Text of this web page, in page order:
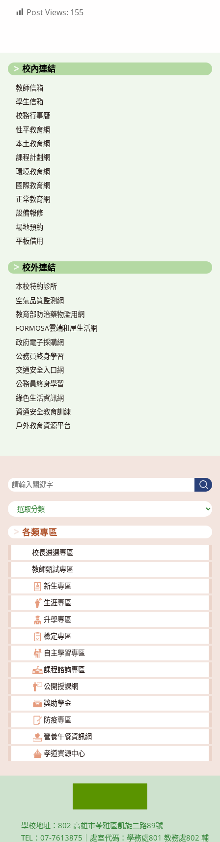
Post Views: 155
校內連結
教師信箱
學生信箱
校務行事曆
性平教育網
本土教育網
課程計劃網
環境教育網
國際教育網
正常教育網
設備報修
場地預約
平板借用
校外連結
本校特約診所
空氣品質監測網
教育部防治藥物濫用網
FORMOSA雲端租屋生活網
政府電子採購網
公務員終身學習
交通安全入口網
公務員終身學習
綠色生活資訊網
資通安全教育訓練
戶外教育資源平台
搜
尋
分
類
各類專區
校長遴選專區
教師甄試專區
新生專區
生涯專區
升學專區
檢定專區
自主學習專區
課程諮詢專區
公開授課網
獎助學金
防疫專區
營養午餐資訊網
孝道資源中心
學校地址：802 高雄市苓雅區凱旋二路89號
TEL：07-7613875｜處室代碼：學務處801 教務處802 輔